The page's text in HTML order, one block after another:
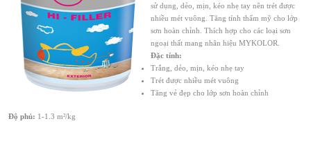
sử dụng, dẻo, mịn, kéo nhẹ tay nên trét được
nhiều mét vuông. Tăng tính thẩm mỹ cho lớp
sơn hoàn chỉnh. Thích hợp cho các loại sơn
ngoại thất mang nhãn hiệu MYKOLOR.
Đặc tính:
Trắng, dẻo, mịn, kéo nhẹ tay
Trét được nhiều mét vuông
Tăng vẻ đẹp cho lớp sơn hoàn chỉnh
Độ phủ: 1-1.3 m²/kg